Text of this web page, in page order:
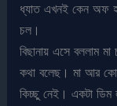
ধ্যাত এখনই কেন অফ
চল।
বিছানায় এসে বললাম
কথা বলেছ। মা আর
কিচ্ছু নেই। একটা